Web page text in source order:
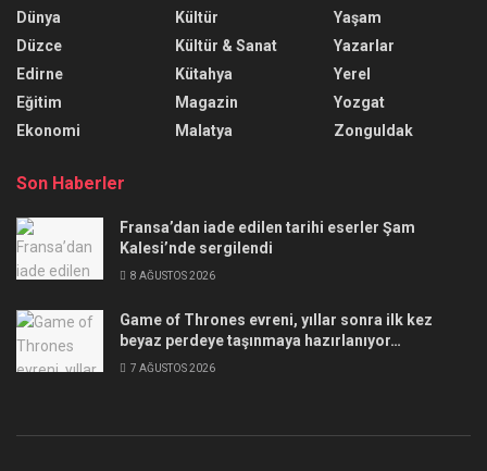
Dünya
Düzce
Edirne
Eğitim
Ekonomi
Kültür
Kültür & Sanat
Kütahya
Magazin
Malatya
Yaşam
Yazarlar
Yerel
Yozgat
Zonguldak
Son Haberler
Fransa’dan iade edilen tarihi eserler Şam
Kalesi’nde sergilendi
8 AĞUSTOS 2026
Game of Thrones evreni, yıllar sonra ilk kez
beyaz perdeye taşınmaya hazırlanıyor…
7 AĞUSTOS 2026